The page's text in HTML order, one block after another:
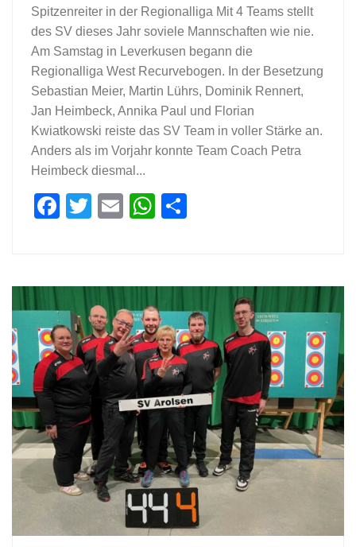
Spitzenreiter in der Regionalliga Mit 4 Teams stellt
des SV dieses Jahr soviele Mannschaften wie nie.
Am Samstag in Leverkusen begann die
Regionalliga West Recurvebogen. In der Besetzung
Sebastian Meier, Martin Lührs, Dominik Rennert,
Jan Heimbeck, Annika Paul und Florian
Kwiatkowski reiste das SV Team in voller Stärke an.
Anders als im Vorjahr konnte Team Coach Petra
Heimbeck diesmal...
Facebook
Twitter
EmailWhatsApp